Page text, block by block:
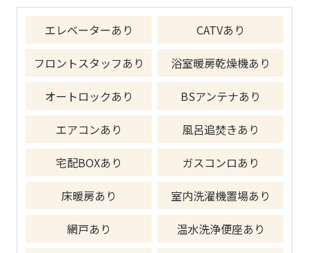
エレベーターあり
CATVあり
フロントスタッフあり
浴室暖房乾燥機あり
オートロックあり
BSアンテナあり
エアコンあり
風呂追焚きあり
宅配BOXあり
ガスコンロあり
床暖房あり
室内洗濯機置場あり
網戸あり
温水洗浄便座あり